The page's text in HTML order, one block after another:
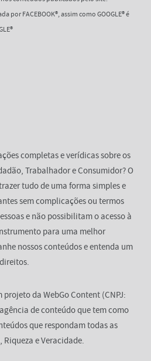
por FACEBOOK®, assim como GOOGLE® é
completas e verídicas sobre os
Trabalhador e Consumidor? O
tudo de uma forma simples e
sem complicações ou termos
e não possibilitam o acesso à
para uma melhor
nossos conteúdos e entenda um
projeto da WebGo Content (CNPJ:
de conteúdo que tem como
que respondam todas as
e Veracidade.